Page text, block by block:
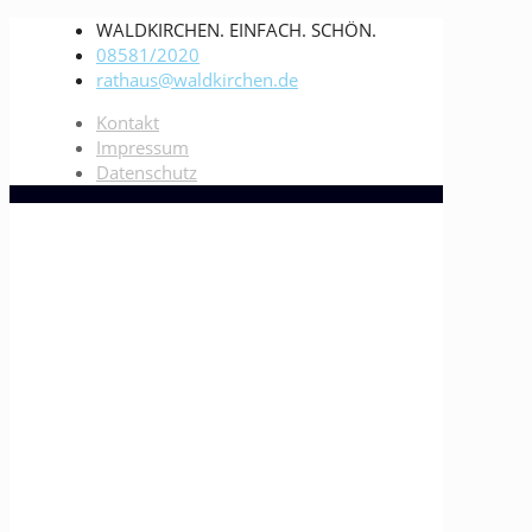
WALDKIRCHEN. EINFACH. SCHÖN.
08581/2020
rathaus@waldkirchen.de
Kontakt
Impressum
Datenschutz